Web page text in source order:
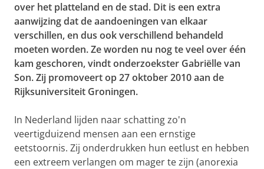
over het platteland en de stad. Dit is een extra
aanwijzing dat de aandoeningen van elkaar
verschillen, en dus ook verschillend behandeld
moeten worden. Ze worden nu nog te veel over één
kam geschoren, vindt onderzoekster Gabriëlle van
Son. Zij promoveert op 27 oktober 2010 aan de
Rijksuniversiteit Groningen.
In Nederland lijden naar schatting zo'n
veertigduizend mensen aan een ernstige
eetstoornis. Zij onderdrukken hun eetlust en hebben
een extreem verlangen om mager te zijn (anorexia